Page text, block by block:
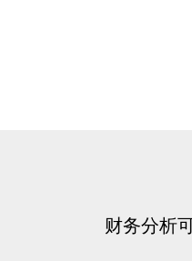
财务分析